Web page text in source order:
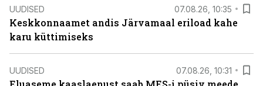
UUDISED 07.08.26, 10:35
Keskkonnaamet andis Järvamaal eriload kahe
karu küttimiseks
UUDISED 07.08.26, 10:31